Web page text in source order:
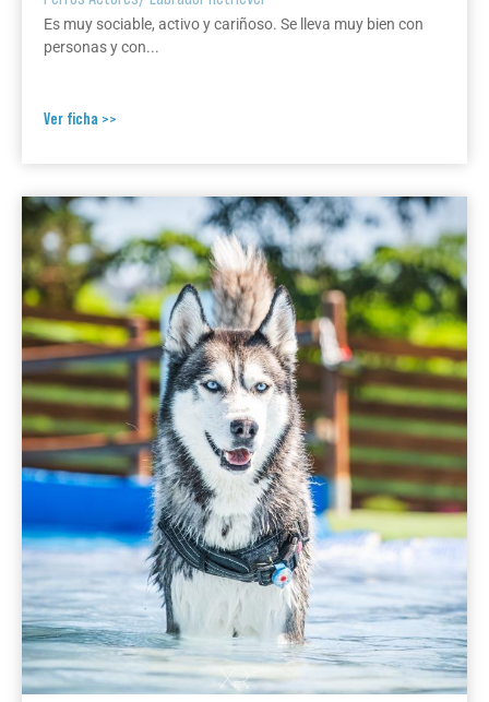
Es muy sociable, activo y cariñoso. Se lleva muy bien con
personas y con...
Ver ficha >>